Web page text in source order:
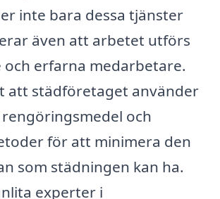
inte bara dessa tjänster
även att arbetet utförs
och erfarna medarbetare.
att städföretaget använder
och
för att minimera den
som städningen kan ha.
experter i